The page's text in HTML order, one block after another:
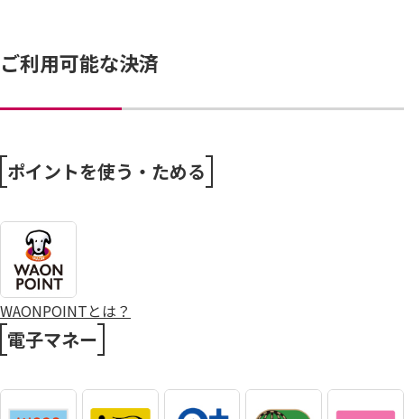
ご利用可能な決済
ポイントを使う・ためる
WAONPOINTとは？
電子マネー